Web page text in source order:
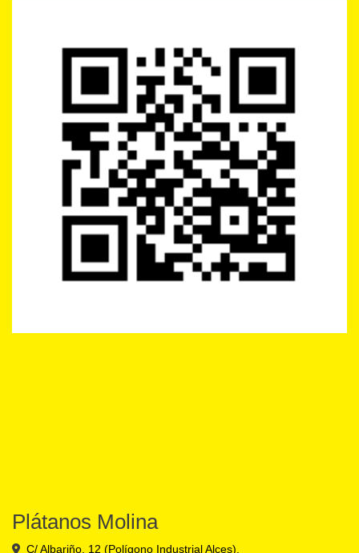
Plátanos Molina
C/ Albariño, 12 (Polígono Industrial Alces),